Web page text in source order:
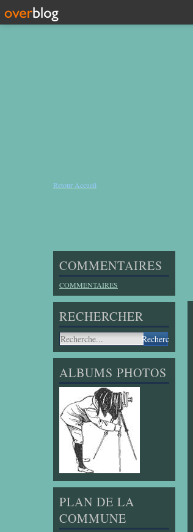
Retour Accueil
COMMENTAIRES
COMMENTAIRES
RECHERCHER
ALBUMS PHOTOS
PLAN DE LA
COMMUNE